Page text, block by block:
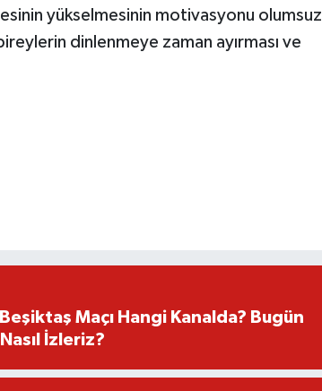
yükselmesinin motivasyonu olumsuz
dinlenmeye zaman ayırması ve
Maçı Hangi Kanalda? Bugün
İzleriz?